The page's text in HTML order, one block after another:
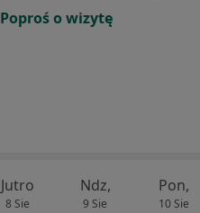
Poproś o wizytę
Jutro
8 Sie
Ndz,
9 Sie
Pon,
10 Sie